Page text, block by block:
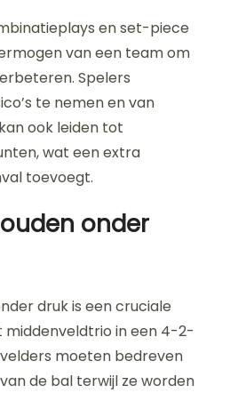
en set-piece
van een team om
Spelers
te nemen en van
ook leiden tot
wat een extra
toevoegt.
onder
druk is een cruciale
middenveldtrio in een 4-2-
moeten bedreven
de bal terwijl ze worden